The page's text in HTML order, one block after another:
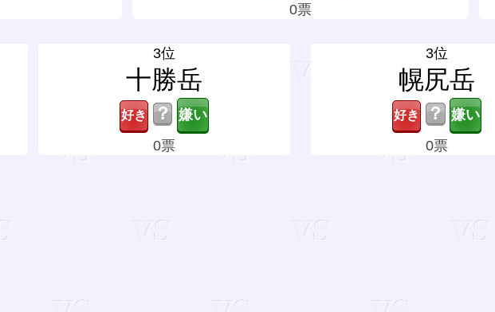
0票
3位
十勝岳
？
0票
3位
幌尻岳
？
0票